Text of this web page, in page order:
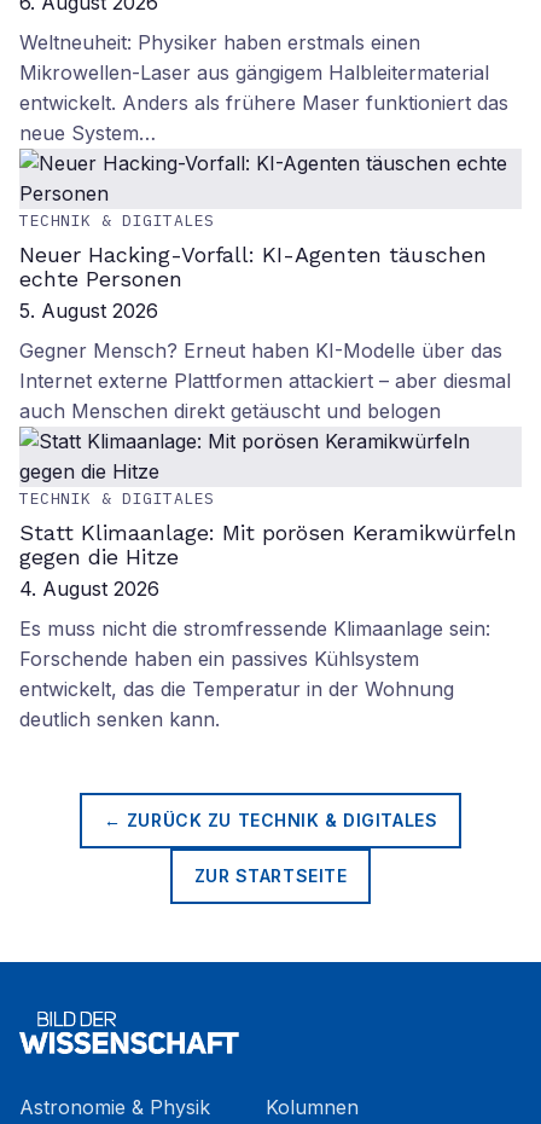
Weltneuheit: Physiker haben erstmals einen
Mikrowellen-Laser aus gängigem Halbleitermaterial
entwickelt. Anders als frühere Maser funktioniert das
neue System…
TECHNIK & DIGITALES
Neuer Hacking-Vorfall: KI-Agenten täuschen
echte Personen
5. August 2026
Gegner Mensch? Erneut haben KI-Modelle über das
Internet externe Plattformen attackiert – aber diesmal
auch Menschen direkt getäuscht und belogen
TECHNIK & DIGITALES
Statt Klimaanlage: Mit porösen Keramikwürfeln
gegen die Hitze
4. August 2026
Es muss nicht die stromfressende Klimaanlage sein:
Forschende haben ein passives Kühlsystem
entwickelt, das die Temperatur in der Wohnung
deutlich senken kann.
← ZURÜCK ZU TECHNIK & DIGITALES
ZUR STARTSEITE
Astronomie & Physik
Kolumnen